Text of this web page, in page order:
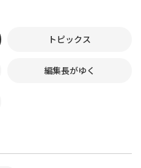
トピックス
編集長がゆく